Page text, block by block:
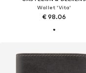
Wallet 'Vita'
€ 98.06